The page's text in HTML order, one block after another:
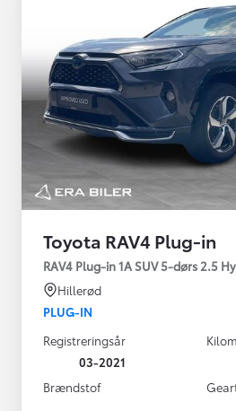
Toyota RAV4 Plug-in
RAV4 Plug-in 1A SUV 5-dørs 2.5
Hillerød
PLUG-IN
Registreringsår
03-2021
Brændstof